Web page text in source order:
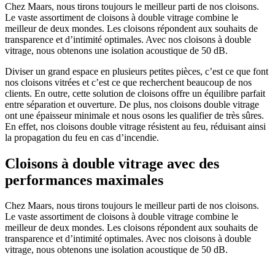
Chez Maars, nous tirons toujours le meilleur parti de nos cloisons.
Le vaste assortiment de cloisons à double vitrage combine le
meilleur de deux mondes. Les cloisons répondent aux souhaits de
transparence et d’intimité optimales. Avec nos cloisons à double
vitrage, nous obtenons une isolation acoustique de 50 dB.
Diviser un grand espace en plusieurs petites pièces, c’est ce que font
nos cloisons vitrées et c’est ce que recherchent beaucoup de nos
clients. En outre, cette solution de cloisons offre un équilibre parfait
entre séparation et ouverture. De plus, nos cloisons double vitrage
ont une épaisseur minimale et nous osons les qualifier de très sûres.
En effet, nos cloisons double vitrage résistent au feu, réduisant ainsi
la propagation du feu en cas d’incendie.
Cloisons à double vitrage avec des
performances maximales
Chez Maars, nous tirons toujours le meilleur parti de nos cloisons.
Le vaste assortiment de cloisons à double vitrage combine le
meilleur de deux mondes. Les cloisons répondent aux souhaits de
transparence et d’intimité optimales. Avec nos cloisons à double
vitrage, nous obtenons une isolation acoustique de 50 dB.